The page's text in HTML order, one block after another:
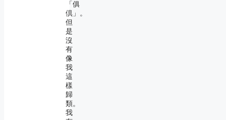
「俱
倶」。
但
是
沒
有
像
我
這
樣
歸
類。
我